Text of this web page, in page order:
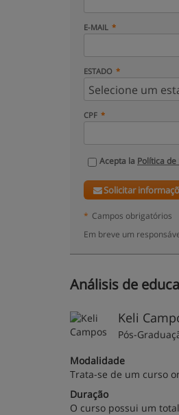
E-MAIL
ESTADO
CPF
Acepta la Política
Solicitar
* Campos obrigatórios
Em breve um
Análisis de
Keli
Pós-
Modalidade
Trata-se de um curso
Duração
O curso possui um